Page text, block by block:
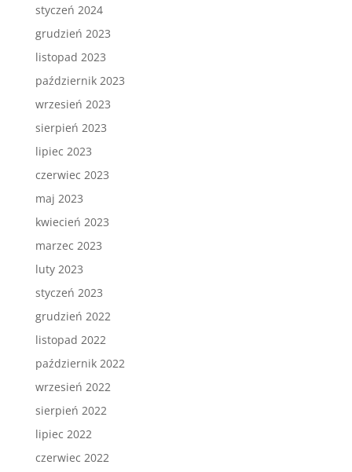
styczeń 2024
grudzień 2023
listopad 2023
październik 2023
wrzesień 2023
sierpień 2023
lipiec 2023
czerwiec 2023
maj 2023
kwiecień 2023
marzec 2023
luty 2023
styczeń 2023
grudzień 2022
listopad 2022
październik 2022
wrzesień 2022
sierpień 2022
lipiec 2022
czerwiec 2022